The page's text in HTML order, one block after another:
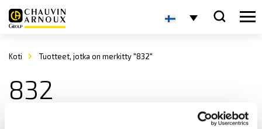
Koti Tuotteet, jotka on merkitty "832"
832